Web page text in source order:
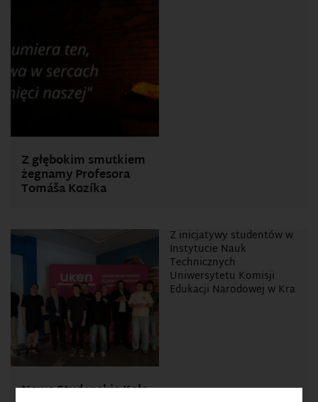
Z głębokim smutkiem
żegnamy Profesora
Tomáša Kozíka
Nowe Studenckie Koło
Z inicjatywy studentów w
Instytucie Nauk
Technicznych
Uniwersytetu Komisji
Edukacji Narodowej w Kra